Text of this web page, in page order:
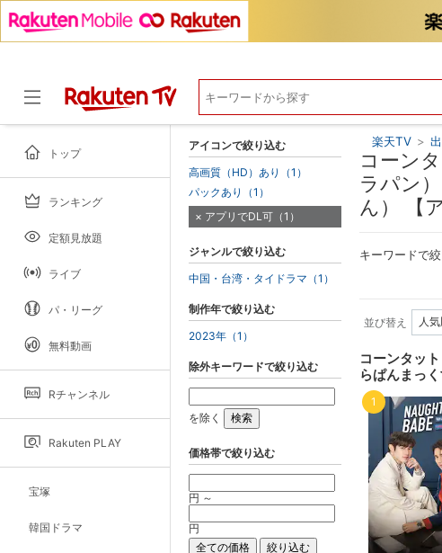
トップ
ランキング
定額見放題
ライブ
パ・リーグ
無料動画
Rチャンネル
Rakuten PLAY
宝塚
韓国ドラマ
楽天TV >
コーン
ラパン
ん） 【
キーワードで
並び替え
コーンタッ
らぱんまっ
1
アイコンで絞り込む
高画質（HD）あり（1）
パックあり（1）
アプリでDL可（1）
ジャンルで絞り込む
中国・台湾・タイドラマ（1）
制作年で絞り込む
2023年（1）
除外キーワードで絞り込む
を除く
価格帯で絞り込む
円 ～
円